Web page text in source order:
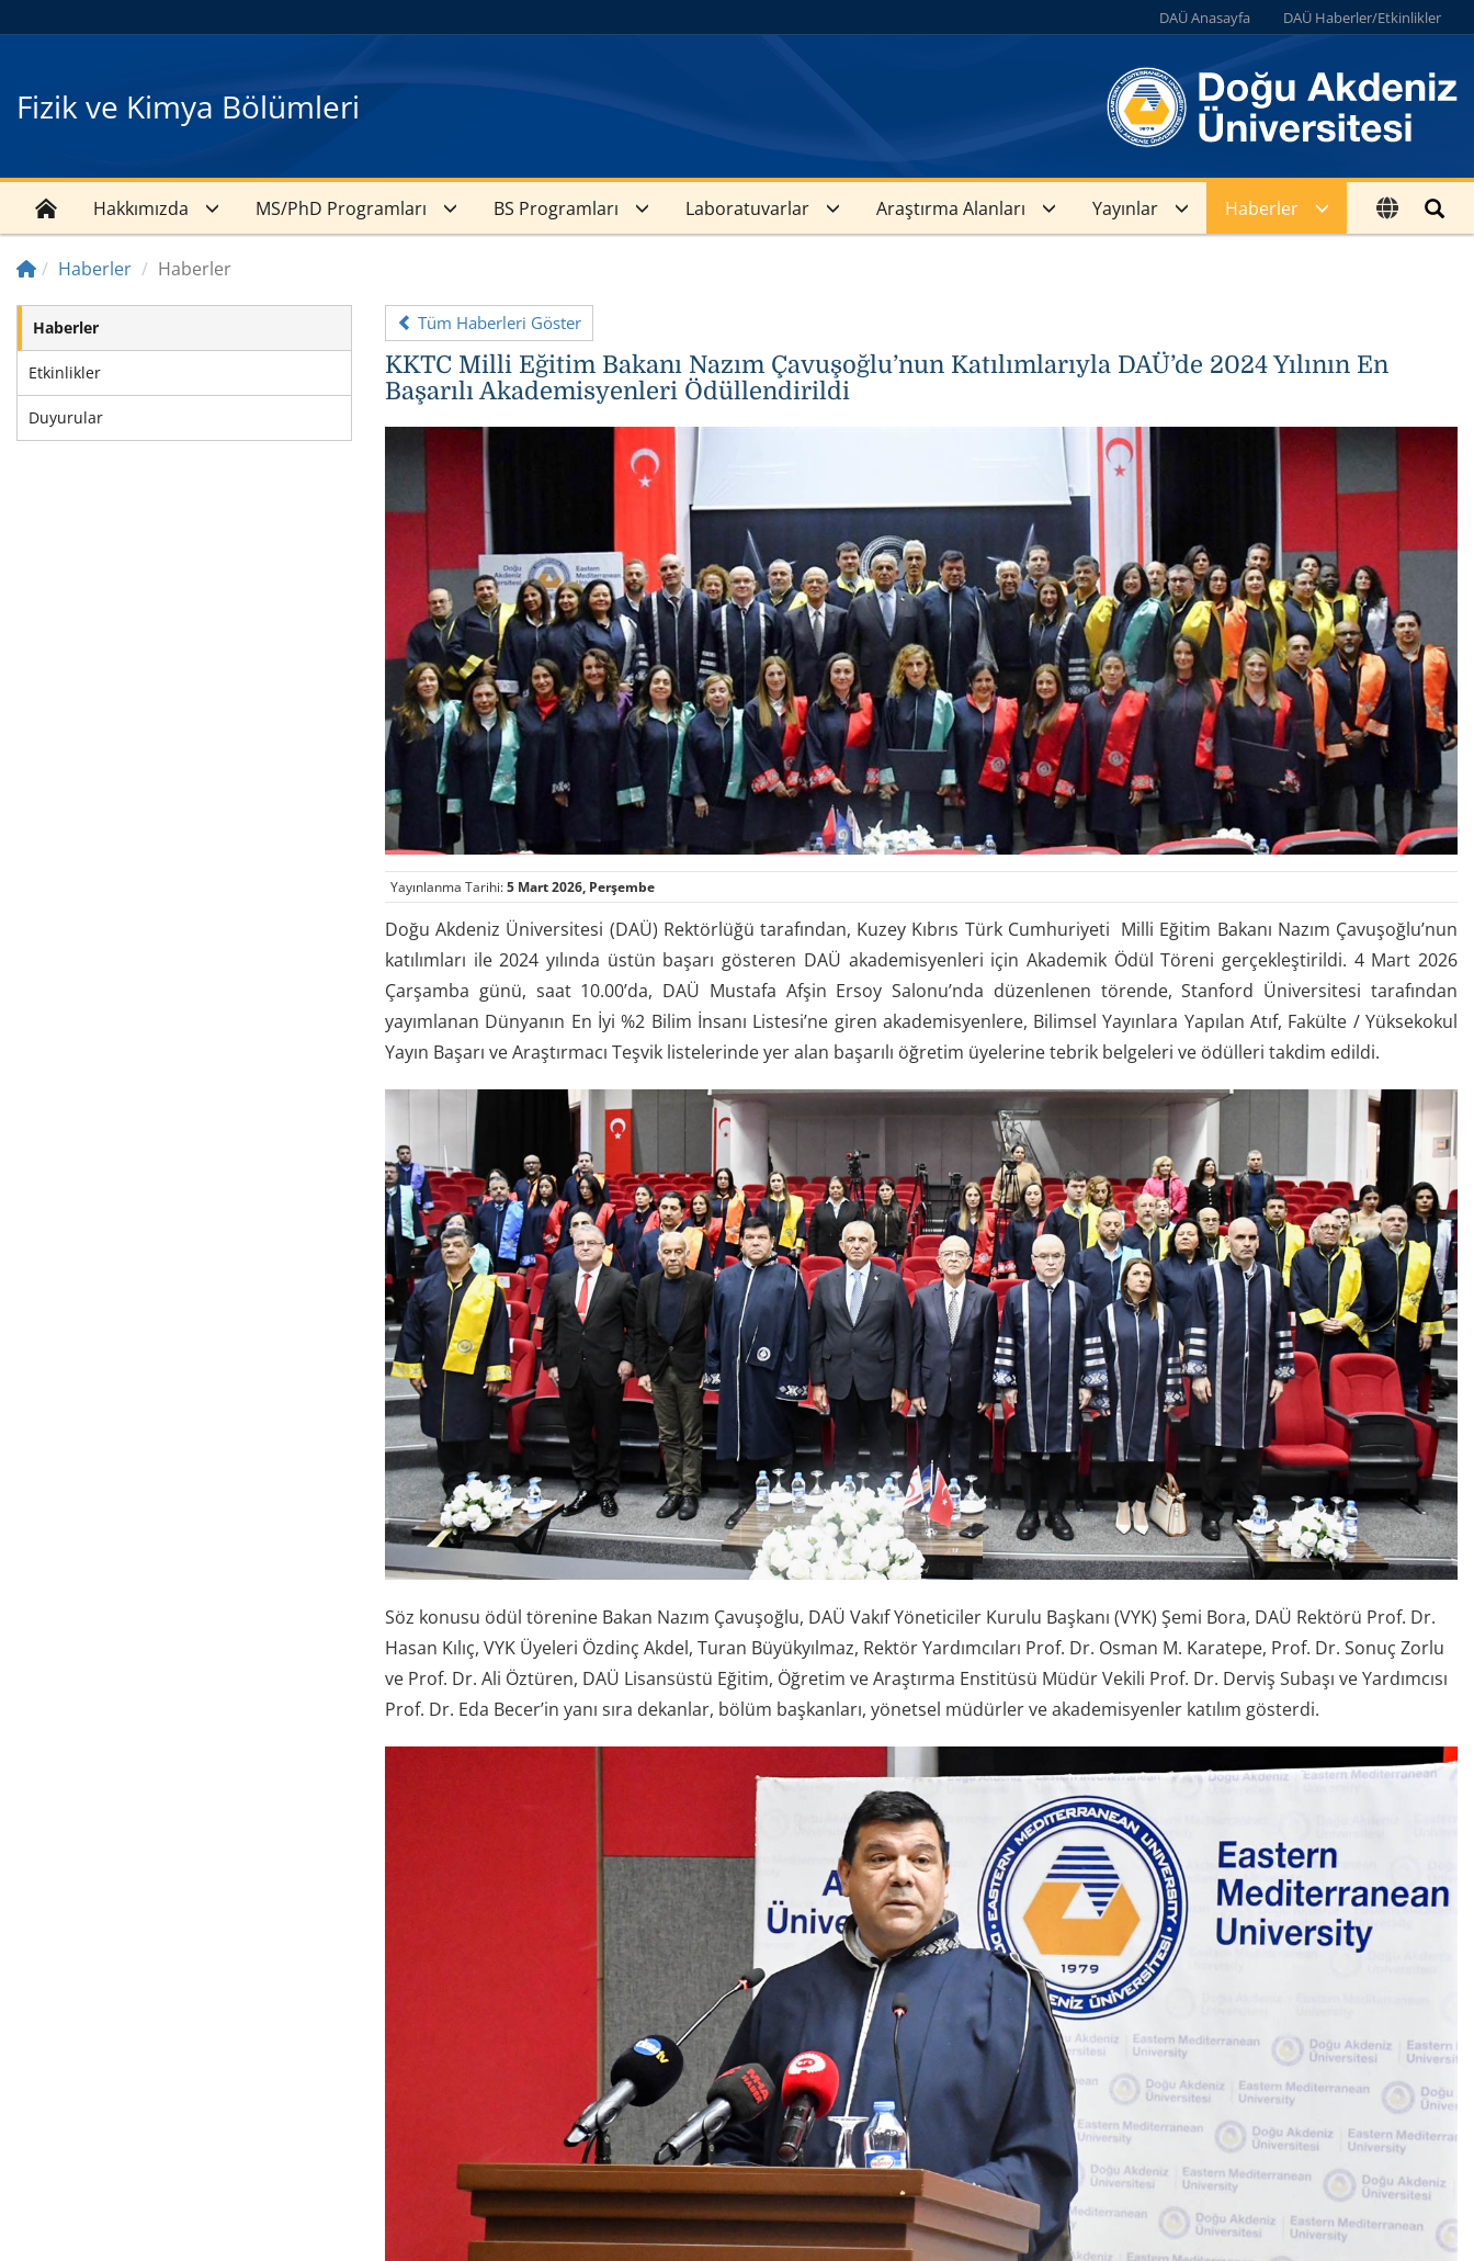
DAÜ Anasayfa DAÜ Haberler/Etkinlikler
Fizik ve Kimya Bölümleri
Hakkımızda MS/PhD Programları BS Programları Laboratuvarlar Araştırma Alanları Yayınlar Haberler
Haberler Haberler
Haberler
Etkinlikler
Duyurular
Tüm Haberleri Göster
KKTC Milli Eğitim Bakanı Nazım Çavuşoğlu’nun Katılımlarıyla DAÜ’de 2024 Yılının En
Başarılı Akademisyenleri Ödüllendirildi
Yayınlanma Tarihi:5 Mart 2026, Perşembe
Doğu Akdeniz Üniversitesi (DAÜ) Rektörlüğü tarafından, Kuzey Kıbrıs Türk Cumhuriyeti Milli Eğitim Bakanı Nazım Çavuşoğlu’nun
katılımları ile 2024 yılında üstün başarı gösteren DAÜ akademisyenleri için Akademik Ödül Töreni gerçekleştirildi. 4 Mart 2026
Çarşamba günü, saat 10.00’da, DAÜ Mustafa Afşin Ersoy Salonu’nda düzenlenen törende, Stanford Üniversitesi tarafından
yayımlanan Dünyanın En İyi %2 Bilim İnsanı Listesi’ne giren akademisyenlere, Bilimsel Yayınlara Yapılan Atıf, Fakülte / Yüksekokul
Yayın Başarı ve Araştırmacı Teşvik listelerinde yer alan başarılı öğretim üyelerine tebrik belgeleri ve ödülleri takdim edildi.
Söz konusu ödül törenine Bakan Nazım Çavuşoğlu, DAÜ Vakıf Yöneticiler Kurulu Başkanı (VYK) Şemi Bora, DAÜ Rektörü Prof. Dr.
Hasan Kılıç, VYK Üyeleri Özdinç Akdel, Turan Büyükyılmaz, Rektör Yardımcıları Prof. Dr. Osman M. Karatepe, Prof. Dr. Sonuç Zorlu
ve Prof. Dr. Ali Öztüren, DAÜ Lisansüstü Eğitim, Öğretim ve Araştırma Enstitüsü Müdür Vekili Prof. Dr. Derviş Subaşı ve Yardımcısı
Prof. Dr. Eda Becer’in yanı sıra dekanlar, bölüm başkanları, yönetsel müdürler ve akademisyenler katılım gösterdi.